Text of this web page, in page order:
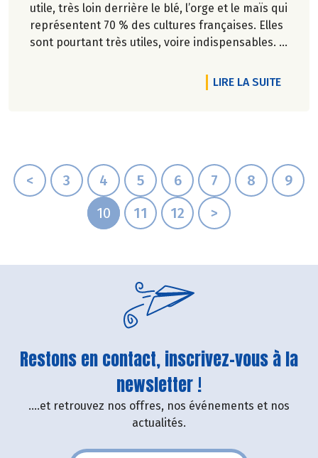
utile, très loin derrière le blé, l’orge et le maïs qui
représentent 70 % des cultures françaises. Elles
sont pourtant très utiles, voire indispensables.
LIRE LA SUITEDE
< 3 4 5 6 7 8
9
10
11 12 >
Restons en contact, inscrivez-vous à la
newsletter !
....et retrouvez nos offres, nos événements et nos
actualités.